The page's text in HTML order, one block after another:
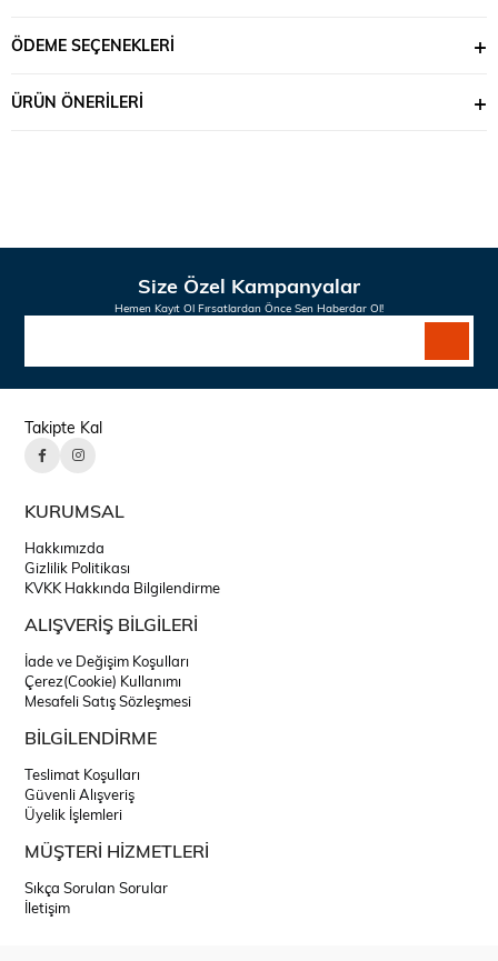
ÖDEME SEÇENEKLERI
ÜRÜN ÖNERILERI
Size Özel Kampanyalar
Hemen Kayıt Ol Fırsatlardan Önce Sen Haberdar Ol!
Takipte Kal
KURUMSAL
Hakkımızda
Gizlilik Politikası
KVKK Hakkında Bilgilendirme
ALIŞVERİŞ BİLGİLERİ
İade ve Değişim Koşulları
Çerez(Cookie) Kullanımı
Mesafeli Satış Sözleşmesi
BİLGİLENDİRME
Teslimat Koşulları
Güvenli Alışveriş
Üyelik İşlemleri
MÜŞTERİ HİZMETLERİ
Sıkça Sorulan Sorular
İletişim